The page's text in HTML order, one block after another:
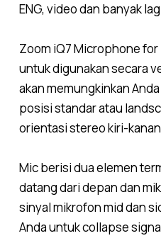
ENG, video dan banyak
Zoom iQ7 Microphone
untuk digunakan secara
akanmemungkinkan
posisi standar atau
orientasi stereo kiri-
Mic berisi dua elemen
datang dari depan dan
sinyal mikrofon mid dan
Anda untuk collapse